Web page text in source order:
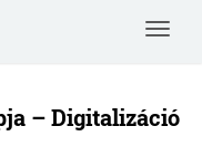
Toggle
– Digitalizáció